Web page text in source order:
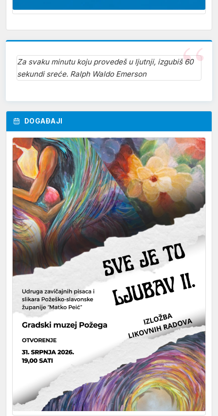
Za svaku minutu koju provedeš u ljutnji, izgubiš 60
sekundi sreće. Ralph Waldo Emerson
DOGAĐAJI